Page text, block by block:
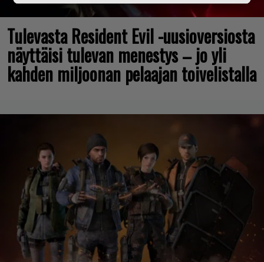
Tulevasta Resident Evil -uusioversiosta
näyttäisi tulevan menestys – jo yli
kahden miljoonan pelaajan toivelistalla